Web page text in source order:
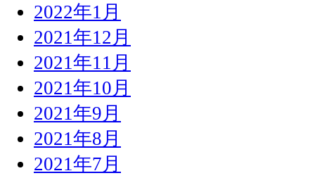
2022年1月
2021年12月
2021年11月
2021年10月
2021年9月
2021年8月
2021年7月